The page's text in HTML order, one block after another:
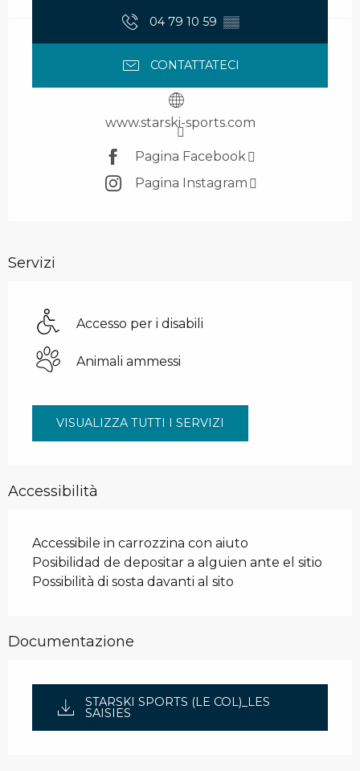
04 79 10 59 ▒▒
CONTATTATECI
www.starski-sports.com
Pagina Facebook
Pagina Instagram
Servizi
Accesso per i disabili
Animali ammessi
VISUALIZZA TUTTI I SERVIZI
Accessibilità
Accessibile in carrozzina con aiuto
Posibilidad de depositar a alguien ante el sitio
Possibilità di sosta davanti al sito
Documentazione
STARSKI SPORTS (LE COL)_LES
SAISIES